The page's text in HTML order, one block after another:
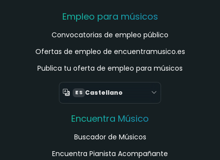
Empleo para músicos
Convocatorias de empleo público
Ofertas de empleo de encuentramusico.es
Publica tu oferta de empleo para músicos
ES Castellano
Encuentra Músico
Buscador de Músicos
Encuentra Pianista Acompañante